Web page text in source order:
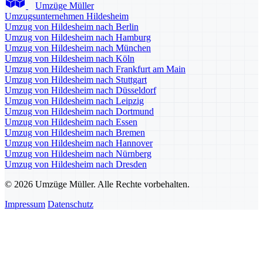
Umzüge Müller
Umzugsunternehmen Hildesheim
Umzug von Hildesheim nach Berlin
Umzug von Hildesheim nach Hamburg
Umzug von Hildesheim nach München
Umzug von Hildesheim nach Köln
Umzug von Hildesheim nach Frankfurt am Main
Umzug von Hildesheim nach Stuttgart
Umzug von Hildesheim nach Düsseldorf
Umzug von Hildesheim nach Leipzig
Umzug von Hildesheim nach Dortmund
Umzug von Hildesheim nach Essen
Umzug von Hildesheim nach Bremen
Umzug von Hildesheim nach Hannover
Umzug von Hildesheim nach Nürnberg
Umzug von Hildesheim nach Dresden
© 2026 Umzüge Müller. Alle Rechte vorbehalten.
Impressum Datenschutz